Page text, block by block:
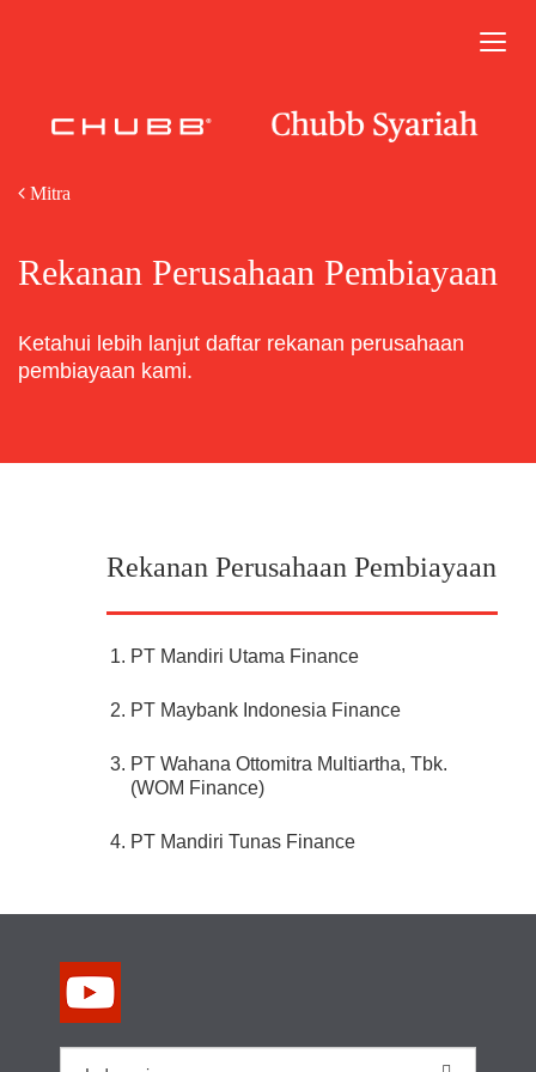
Mitra
Rekanan Perusahaan Pembiayaan
Ketahui lebih lanjut daftar rekanan perusahaan
pembiayaan kami.
Rekanan Perusahaan Pembiayaan
PT Mandiri Utama Finance
PT Maybank Indonesia Finance
PT Wahana Ottomitra Multiartha, Tbk.
(WOM Finance)
PT Mandiri Tunas Finance